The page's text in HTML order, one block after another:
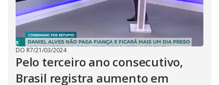
DO R7/21/03/2024
Pelo terceiro ano consecutivo,
Brasil registra aumento em